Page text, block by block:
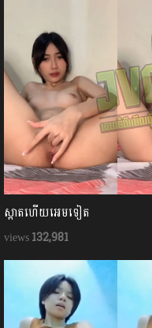
ស្អាតហើយអេមទៀត
132,981